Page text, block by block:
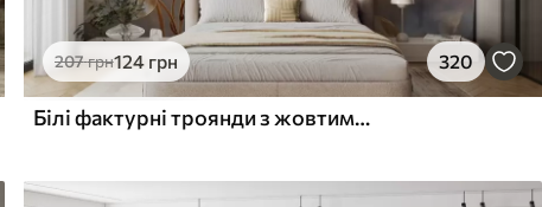
207грн124 грн 320
Білі фактурні троянди з жовтими стеблами і листям, м'яке освітлення, світлий фон з розмитими квітковими формами